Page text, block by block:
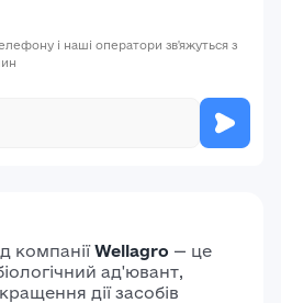
і наші оператори зв'яжуться з
компаніїWellagro — це
ад'ювант,
дії засобів